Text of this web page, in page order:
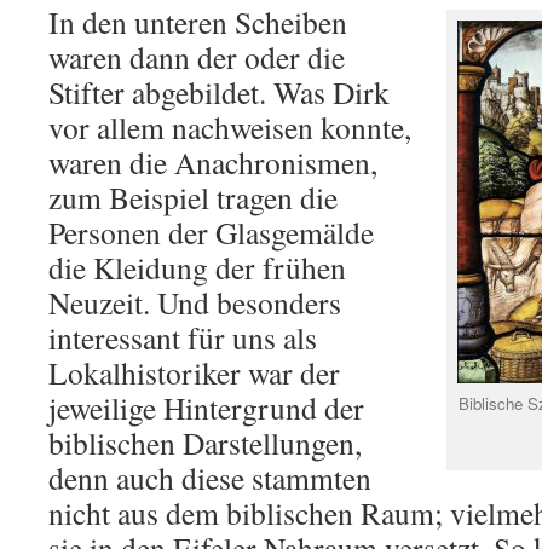
Biblische
In den unteren Scheiben
waren dann der oder die
Stifter abgebildet. Was Dirk
vor allem nachweisen konnte,
waren die Anachronismen,
zum Beispiel tragen die
Personen der Glasgemälde
die Kleidung der frühen
Neuzeit. Und besonders
interessant für uns als
Lokalhistoriker war der
jeweilige Hintergrund der
biblischen Darstellungen,
denn auch diese stammten
nicht aus dem biblischen Raum;